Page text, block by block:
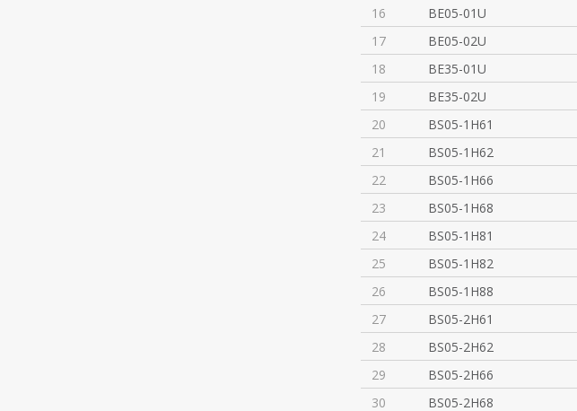
16 BE05-01U
17 BE05-02U
18 BE35-01U
19 BE35-02U
20 BS05-1H61
21 BS05-1H62
22 BS05-1H66
23 BS05-1H68
24 BS05-1H81
25 BS05-1H82
26 BS05-1H88
27 BS05-2H61
28 BS05-2H62
29 BS05-2H66
30 BS05-2H68